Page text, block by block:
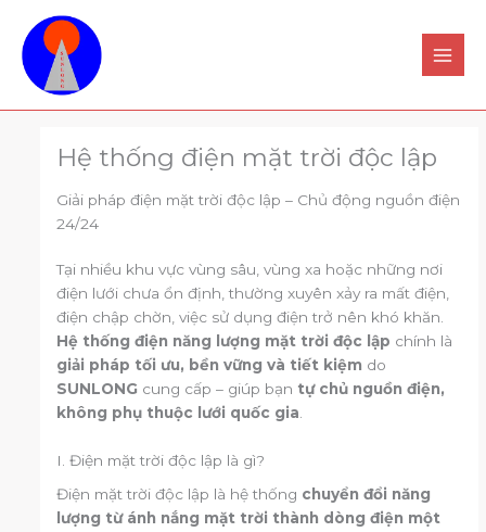
dung
Hệ thống điện mặt trời độc lập
Giải pháp điện mặt trời độc lập – Chủ động nguồn điện
24/24
Tại nhiều khu vực vùng sâu, vùng xa hoặc những nơi
điện lưới chưa ổn định, thường xuyên xảy ra mất điện,
điện chập chờn, việc sử dụng điện trở nên khó khăn.
Hệ thống điện năng lượng mặt trời độc lập chính là
giải pháp tối ưu, bền vững và tiết kiệm do
SUNLONG cung cấp – giúp bạn tự chủ nguồn điện,
không phụ thuộc lưới quốc gia
I. Điện mặt trời độc lập là gì?
Điện mặt trời độc lập là hệ thống chuyển đổi năng
lượng từ ánh nắng mặt trời thành dòng điện một